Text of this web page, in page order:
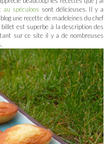
au spéculoos sont délicieuses. Il y a
une recette de madeleines du chef
est superbe à la description des
sur ce site il y a de nombreuses